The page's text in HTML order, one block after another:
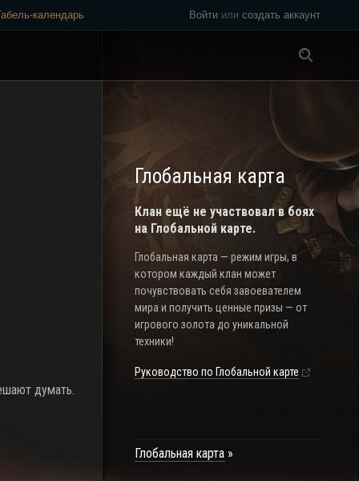
Войти или создать аккаунт
календарь
думать.
Глобальная карта
Клан ещё не участвовал в боях
на Глобальной карте.
Глобальная карта — режим игры, в
котором каждый клан может
почувствовать себя завоевателем
мира и получить ценные призы — от
игрового золота до уникальной
техники!
Руководство по Глобальной карте
Глобальная карта